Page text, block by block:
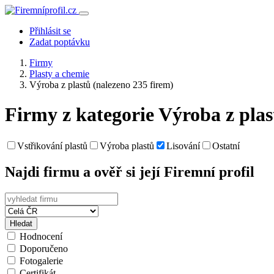
Přihlásit se
Zadat poptávku
Firmy
Plasty a chemie
Výroba z plastů (nalezeno 235 firem)
Firmy z kategorie Výroba z
Vstřikování plastů Výroba plastů Lisování Ostatní
Najdi firmu a ověř si její Firemní profil
Hledat
Hodnocení
Doporučeno
Fotogalerie